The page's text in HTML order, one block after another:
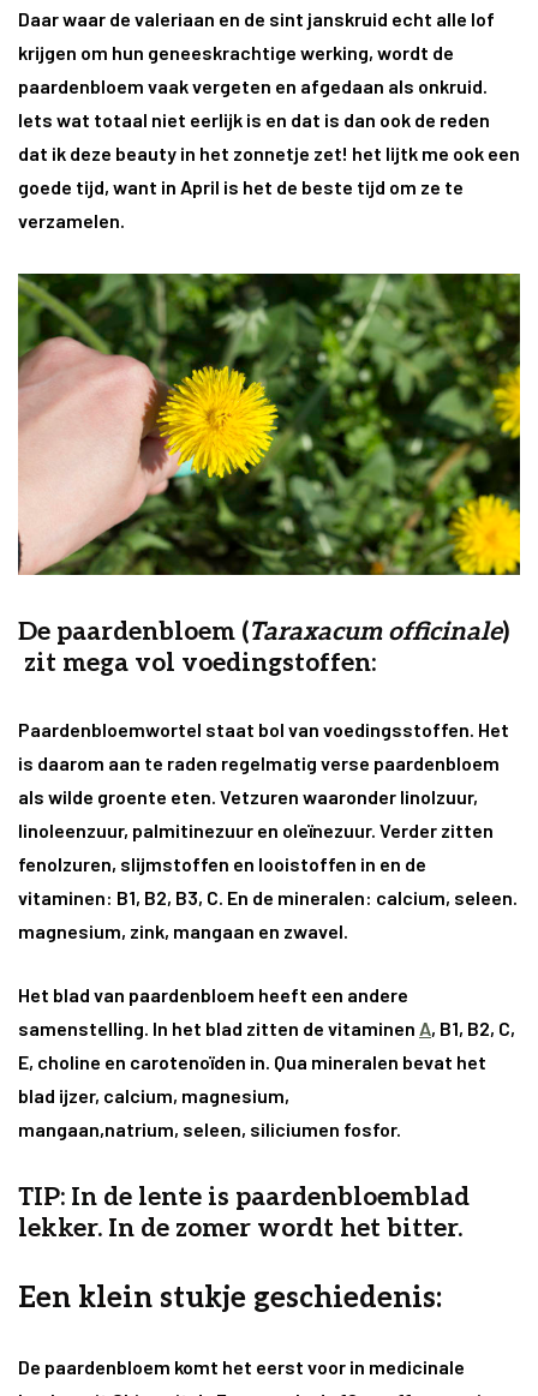
Daar waar de valeriaan en de sint janskruid echt alle lof
krijgen om hun geneeskrachtige werking, wordt de
paardenbloem vaak vergeten en afgedaan als onkruid.
Iets wat totaal niet eerlijk is en dat is dan ook de reden
dat ik deze beauty in het zonnetje zet! het lijtk me ook een
goede tijd, want in April is het de beste tijd om ze te
verzamelen.
De paardenbloem (Taraxacum officinale)
zit mega vol voedingstoffen:
Paardenbloemwortel staat bol van voedingsstoffen. Het
is daarom aan te raden regelmatig verse paardenbloem
als wilde groente eten. Vetzuren waaronder linolzuur,
linoleenzuur, palmitinezuur en oleïnezuur. Verder zitten
fenolzuren, slijmstoffen en looistoffen in en de
vitaminen: B1, B2, B3, C. En de mineralen: calcium, seleen.
magnesium, zink, mangaan en zwavel.
Het blad van paardenbloem heeft een andere
samenstelling. In het blad zitten de vitaminen A, B1, B2, C,
E, choline en carotenoïden in. Qua mineralen bevat het
blad ijzer, calcium, magnesium,
mangaan,natrium, seleen, siliciumen fosfor.
TIP: In de lente is paardenbloemblad
lekker. In de zomer wordt het bitter.
Een klein stukje geschiedenis:
De paardenbloem komt het eerst voor in medicinale